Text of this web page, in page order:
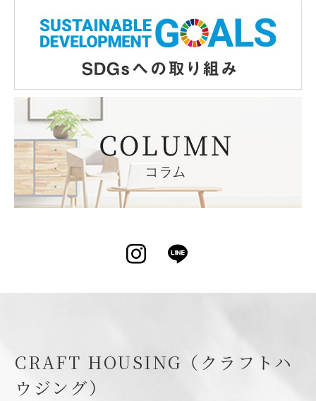
Instagram
CRAFT HOUSING（クラフトハ
ウジング）